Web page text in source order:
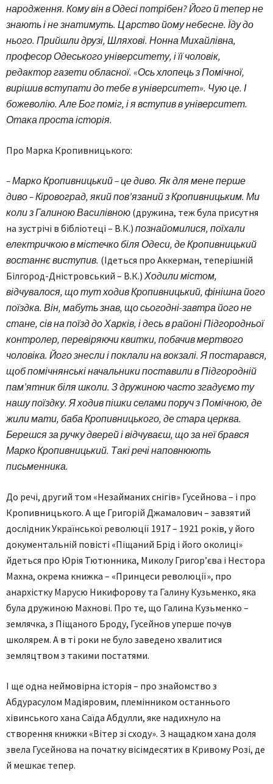
народження. Кому він в Одесі потрібен? Його й тепер не
знають і не знатимуть. Царство йому небесне. Їду до
нього. Прийшли друзі, Шляхові. Нонна Михайлівна,
професор Одеського університету, і її чоловік,
редактор газети обласної. «Ось хлопець з Помічної,
вирішив вступати до тебе в університет». Чую це. І
божеволію. Але Бог поміг, і я вступив в університет.
Отака проста історія.
Про Марка Кропивницького:
– Марко Кропивницький – це диво. Як для мене перше
диво – Кіровоград, який пов’язаний з Кропивницьким. Ми
коли з Галиною Василівною (дружина, теж була присутня
на зустрічі в бібліотеці – В.К.) познайомилися, поїхали
електричкою в містечко біля Одеси, де Кропивницький
востаннє виступив. (Ідеться про Аккерман, теперішній
Білгород-Дністровський – В.К.) Ходили містом,
відчувалося, що тут ходив Кропивницький, фінішна його
поїздка. Він, мабуть знав, що сьогодні-завтра його не
стане, сів на поїзд до Харків, і десь в районі Підгородньої
контролер, перевіряючи квитки, побачив мертвого
чоловіка. Його знесли і поклали на вокзалі. Я постарався,
щоб помічнянські начальники поставили в Підгородній
пам’ятник біля школи. З дружиною часто згадуємо ту
нашу поїздку. Я ходив пішки селами поруч з Помічною, де
жили мати, баба Кропивницького, де стара церква.
Берешся за ручку дверей і відчуваєш, що за неї брався
Марко Кропивницький. Такі речі наповнюють
письменника.
До речі, другий том «Незайманих снігів» Гусейнова – і про
Кропивницького. А ще Григорій Джамалович – завзятий
дослідник Української революції 1917 – 1921 років, у його
документальній повісті «Піщаний Брід і його околиці»
йдеться про Юрія Тютюнника, Миколу Григор’єва і Нестора
Махна, окрема книжка – «Принцеси революції», про
анархістку Марусю Никифорову та Галину Кузьменко, яка
була дружиною Махнові. Про те, що Галина Кузьменко –
землячка, з Піщаного Броду, Гусейнов уперше почув
школярем. А в ті роки не було заведено хвалитися
земляцтвом з такими постатями.
І ще одна неймовірна історія – про знайомство з
Абдурасулом Мадіяровим, племінником останнього
хівинського хана Саїда Абдулли, яке надихнуло на
створення книжки «Вітер зі сходу». З нащадком хана доля
звела Гусейнова на початку вісімдесятих в Кривому Розі, де
й мешкає тепер.